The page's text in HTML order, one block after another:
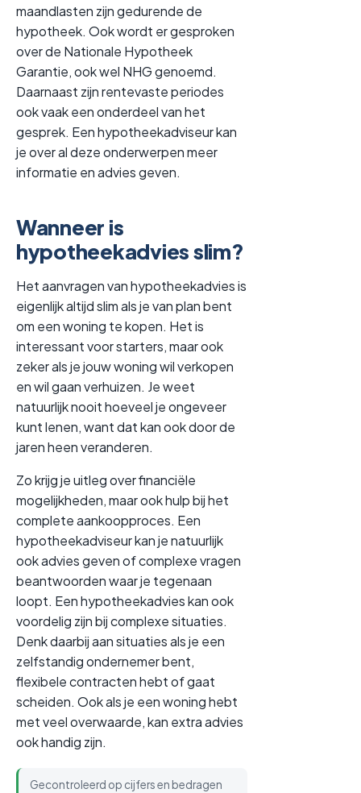
maandlasten zijn gedurende de
hypotheek. Ook wordt er gesproken
over de Nationale Hypotheek
Garantie, ook wel NHG genoemd.
Daarnaast zijn rentevaste periodes
ook vaak een onderdeel van het
gesprek. Een hypotheekadviseur kan
je over al deze onderwerpen meer
informatie en advies geven.
Wanneer is
hypotheekadvies slim?
Het aanvragen van hypotheekadvies is
eigenlijk altijd slim als je van plan bent
om een woning te kopen. Het is
interessant voor starters, maar ook
zeker als je jouw woning wil verkopen
en wil gaan verhuizen. Je weet
natuurlijk nooit hoeveel je ongeveer
kunt lenen, want dat kan ook door de
jaren heen veranderen.
Zo krijg je uitleg over financiële
mogelijkheden, maar ook hulp bij het
complete aankoopproces. Een
hypotheekadviseur kan je natuurlijk
ook advies geven of complexe vragen
beantwoorden waar je tegenaan
loopt. Een hypotheekadvies kan ook
voordelig zijn bij complexe situaties.
Denk daarbij aan situaties als je een
zelfstandig ondernemer bent,
flexibele contracten hebt of gaat
scheiden. Ook als je een woning hebt
met veel overwaarde, kan extra advies
ook handig zijn.
Gecontroleerd op cijfers en bedragen